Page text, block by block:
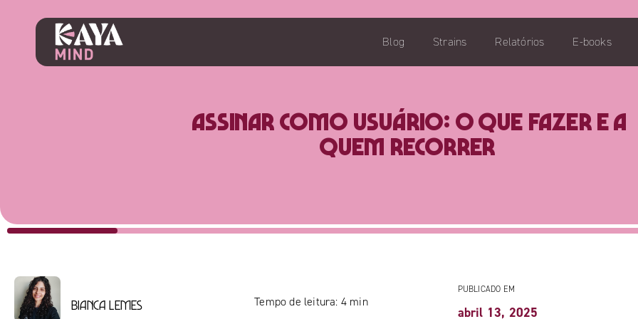
Blog Strains Relatórios E-books
Assinar como usuário: O que fazer e a
quem recorrer
Bianca Lemes Tempo de leitura: 4 min
PUBLICADO EM
abril 13, 2025